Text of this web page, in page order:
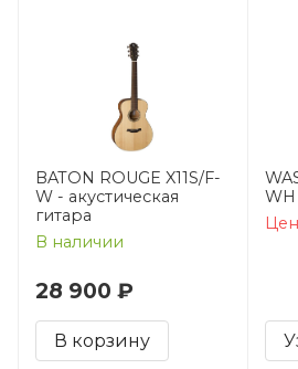
BATON ROUGE X11S/F-
W - акустическая
гитара
В наличии
28 900 ₽
В корзину
WH